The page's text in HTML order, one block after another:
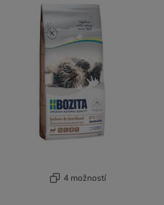
4 možností